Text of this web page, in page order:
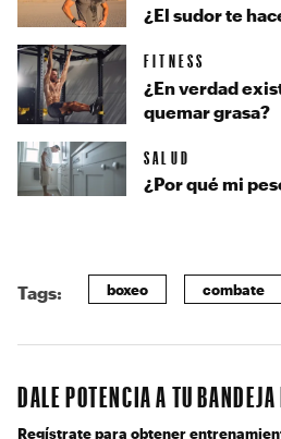
¿El sudor te
FITNESS
¿En verdad
quemar grasa?
SALUD
¿Por qué mi
Tags: boxeo combate
DALE POTENCIA A TU
Regístrate para obtener